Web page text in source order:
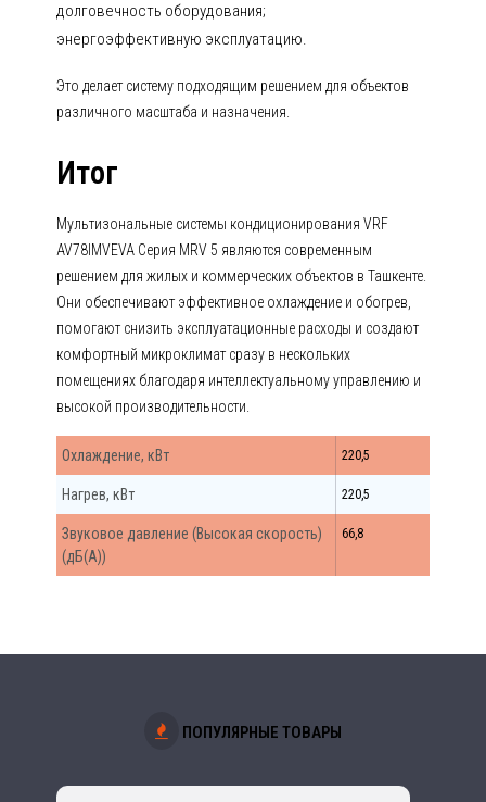
долговечность оборудования;
энергоэффективную эксплуатацию.
Это делает систему подходящим решением для объектов
различного масштаба и назначения.
Итог
Мультизональные системы кондиционирования VRF
AV78IMVEVA Серия MRV 5 являются современным
решением для жилых и коммерческих объектов в Ташкенте.
Они обеспечивают эффективное охлаждение и обогрев,
помогают снизить эксплуатационные расходы и создают
комфортный микроклимат сразу в нескольких
помещениях благодаря интеллектуальному управлению и
высокой производительности.
Охлаждение, кВт 220,5
Нагрев, кВт 220,5
Звуковое давление (Высокая скорость)
(дБ(А))
66,8
ПОПУЛЯРНЫЕ ТОВАРЫ